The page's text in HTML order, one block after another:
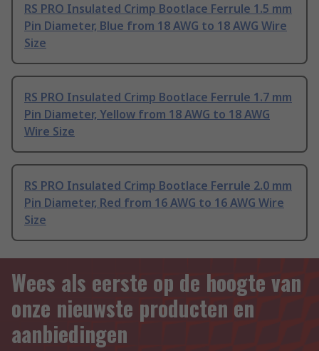
RS PRO Insulated Crimp Bootlace Ferrule 1.5 mm
Pin Diameter, Blue from 18 AWG to 18 AWG Wire
Size
RS PRO Insulated Crimp Bootlace Ferrule 1.7 mm
Pin Diameter, Yellow from 18 AWG to 18 AWG
Wire Size
RS PRO Insulated Crimp Bootlace Ferrule 2.0 mm
Pin Diameter, Red from 16 AWG to 16 AWG Wire
Size
Wees als eerste op de hoogte van
onze nieuwste producten en
aanbiedingen